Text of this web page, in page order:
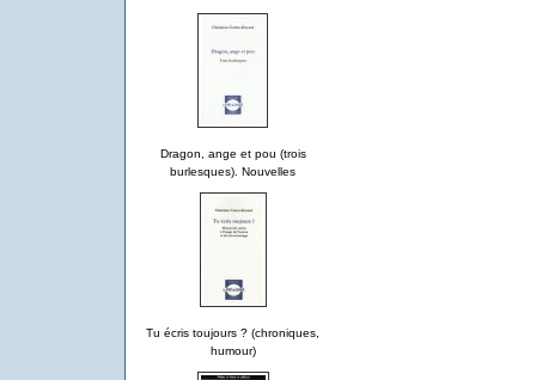
Dragon, ange et pou (trois
burlesques). Nouvelles
Tu écris toujours ? (chroniques,
humour)